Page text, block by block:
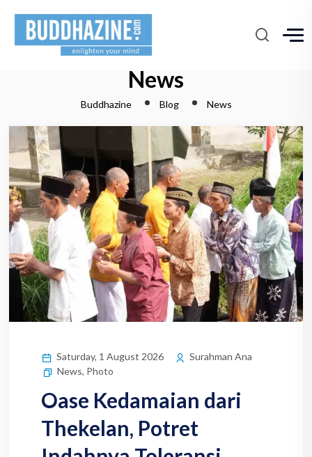
News
Buddhazine Blog News
Saturday, 1 August 2026
Surahman Ana
News, Photo
Oase Kedamaian dari
Thekelan, Potret